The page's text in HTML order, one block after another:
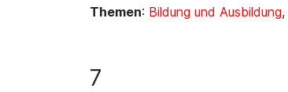
Themen: Bildung und Ausbildung,
7